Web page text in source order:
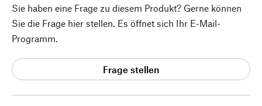
Sie haben eine Frage zu diesem Produkt? Gerne können
Sie die Frage hier stellen. Es öffnet sich Ihr E-Mail-
Programm.
Frage stellen